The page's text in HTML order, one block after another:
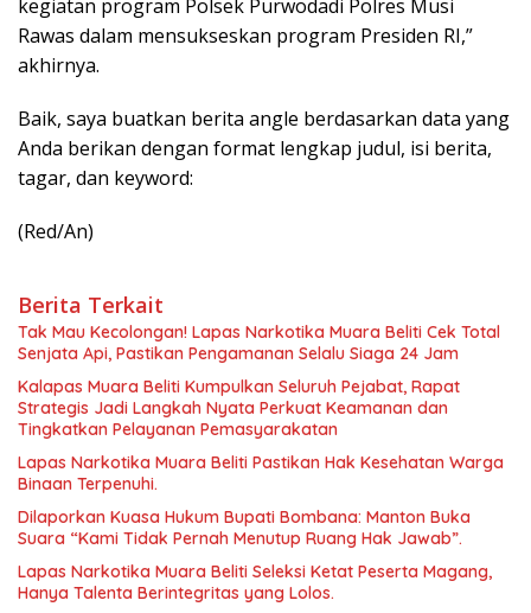
kegiatan program Polsek Purwodadi Polres Musi
Rawas dalam mensukseskan program Presiden RI,”
akhirnya.
Baik, saya buatkan berita angle berdasarkan data yang
Anda berikan dengan format lengkap judul, isi berita,
tagar, dan keyword:
(Red/An)
Berita Terkait
Tak Mau Kecolongan! Lapas Narkotika Muara Beliti Cek Total
Senjata Api, Pastikan Pengamanan Selalu Siaga 24 Jam
Kalapas Muara Beliti Kumpulkan Seluruh Pejabat, Rapat
Strategis Jadi Langkah Nyata Perkuat Keamanan dan
Tingkatkan Pelayanan Pemasyarakatan
Lapas Narkotika Muara Beliti Pastikan Hak Kesehatan Warga
Binaan Terpenuhi.
Dilaporkan Kuasa Hukum Bupati Bombana: Manton Buka
Suara “Kami Tidak Pernah Menutup Ruang Hak Jawab”.
Lapas Narkotika Muara Beliti Seleksi Ketat Peserta Magang,
Hanya Talenta Berintegritas yang Lolos.